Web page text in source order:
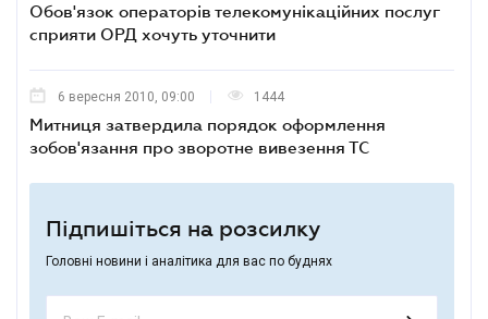
Обов'язок операторів телекомунікаційних послуг
сприяти ОРД хочуть уточнити
6 вересня 2010, 09:00 1444
Митниця затвердила порядок оформлення
зобов'язання про зворотне вивезення ТС
Підпишіться на розсилку
Головні новини і аналітика для вас по буднях